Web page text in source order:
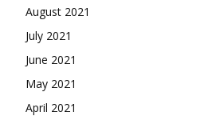
August 2021
July 2021
June 2021
May 2021
April 2021